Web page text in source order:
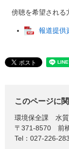
傍聴を希望される
報道提供
このページに
環境保全課
水
〒371-8570
前
Tel：027-226-